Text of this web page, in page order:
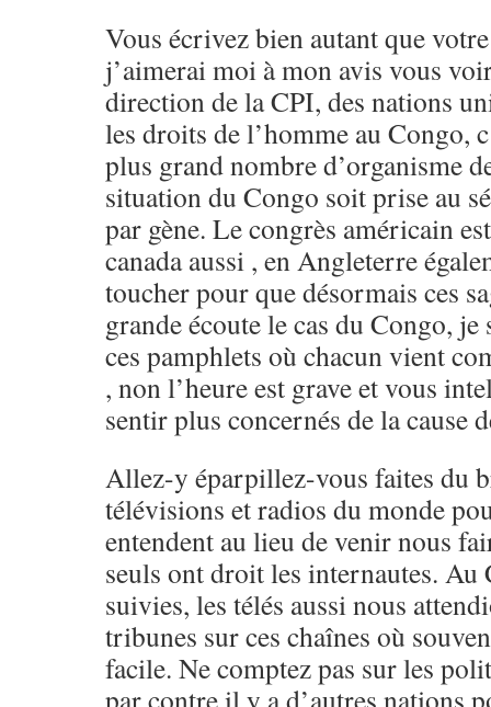
Vous écrivez bien autant que
j’aimerai moi à mon avis vous
direction de la CPI, des nations
les droits de l’homme au Congo,
plus grand nombre d’organisme
situation du Congo soit prise au
par gène. Le congrès américain
canada aussi , en Angleterre
toucher pour que désormais ces
grande écoute le cas du Congo,
ces pamphlets où chacun vient
, non l’heure est grave et vous
sentir plus concernés de la cause
Allez-y éparpillez-vous faites du
télévisions et radios du monde
entendent au lieu de venir nous
seuls ont droit les internautes. Au
suivies, les télés aussi nous
tribunes sur ces chaînes où
facile. Ne comptez pas sur les